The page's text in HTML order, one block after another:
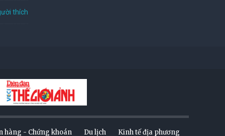
thích
hàng - Chứng khoán Du lịch Kinh tế địa phương